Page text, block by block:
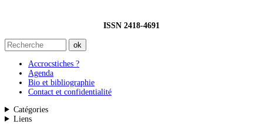
ISSN 2418-4691
Accrocstiches ?
Agenda
Bio et bibliographie
Contact et confidentialité
Catégories
Liens